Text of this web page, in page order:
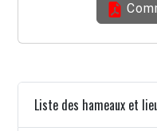
Liste des hameaux et